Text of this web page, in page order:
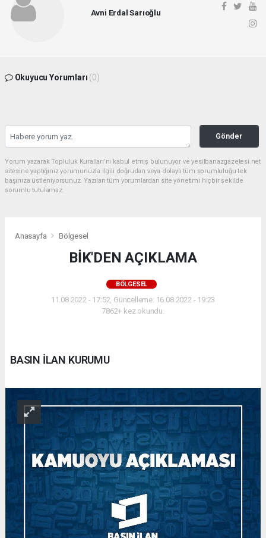
Avni Erdal Sarıoğlu
Okuyucu Yorumları (0)
Gönder
Yorum yazarak Topluluk Kuralları’nı kabul etmiş bulunuyor ve yesilbanazgazetesi.net
sitesine yaptığınız yorumunuzla ilgili doğrudan veya dolaylı tüm sorumluluğu tek
başınıza üstleniyorsunuz. Yazılan tüm yorumlardan site yönetimi hiçbir şekilde
sorumlu tutulamaz.
Anasayfa Bölgesel
BİK'DEN AÇIKLAMA
BÖLGESEL
11.08.2022 - 17:52, Güncelleme: 16.08.2022 - 19:23
7862+ kez okundu.
BASIN İLAN KURUMU